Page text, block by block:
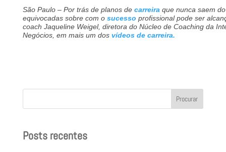
São Paulo – Por trás de planos de carreira que nunca saem
equivocadas sobre com o sucesso profissional pode ser
coach Jaqueline Weigel, diretora do Núcleo de Coaching da
Negócios, em mais um dos vídeos de carreira.
Procurar
Posts recentes